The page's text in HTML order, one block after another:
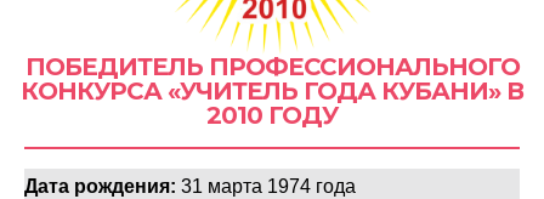
ПОБЕДИТЕЛЬ ПРОФЕССИОНАЛЬНОГО
КОНКУРСА «УЧИТЕЛЬ ГОДА КУБАНИ» В
2010 ГОДУ
Дата рождения: 31 марта 1974 года